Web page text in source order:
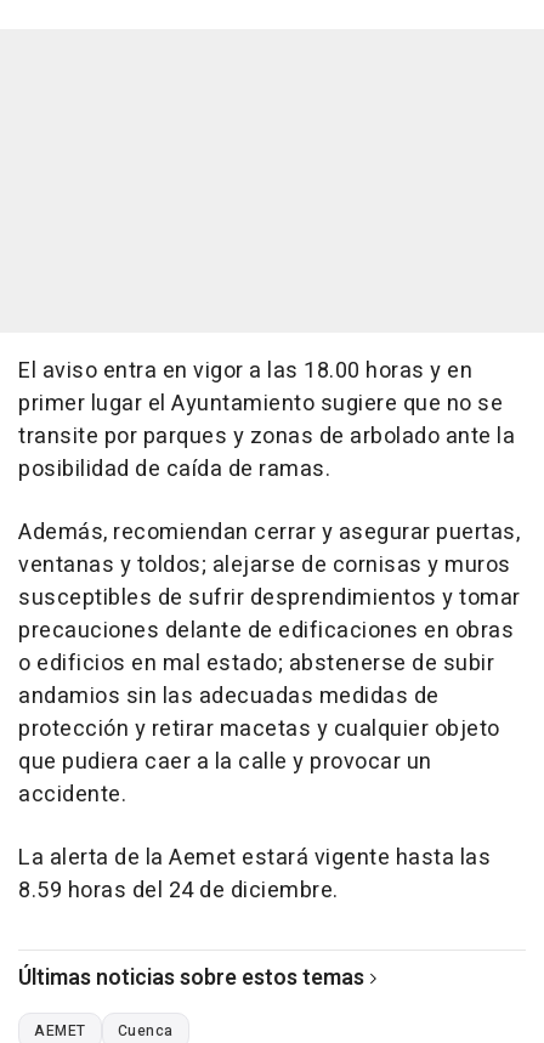
El aviso entra en vigor a las 18.00 horas y en
primer lugar el Ayuntamiento sugiere que no se
transite por parques y zonas de arbolado ante la
posibilidad de caída de ramas.
Además, recomiendan cerrar y asegurar puertas,
ventanas y toldos; alejarse de cornisas y muros
susceptibles de sufrir desprendimientos y tomar
precauciones delante de edificaciones en obras
o edificios en mal estado; abstenerse de subir
andamios sin las adecuadas medidas de
protección y retirar macetas y cualquier objeto
que pudiera caer a la calle y provocar un
accidente.
La alerta de la Aemet estará vigente hasta las
8.59 horas del 24 de diciembre.
Últimas noticias sobre estos temas
AEMET Cuenca